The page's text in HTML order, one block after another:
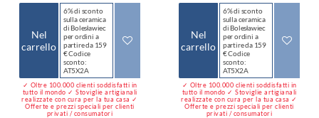
Nel
carrello
6% di sconto
sulla ceramica
di Bolesławiec
per ordini a
partire da 159
€ Codice
sconto:
AT5X2A
✓ Oltre 100.000 clienti soddisfatti in
tutto il mondo ✓ Stoviglie artigianali
realizzate con cura per la tua casa ✓
Offerte e prezzi speciali per clienti
privati / consumatori
Nel
carrello
6% di sconto
sulla ceramica
di Bolesławiec
per ordini a
partire da 159
€ Codice
sconto:
AT5X2A
✓ Oltre 100.000 clienti soddisfatti in
tutto il mondo ✓ Stoviglie artigianali
realizzate con cura per la tua casa ✓
Offerte e prezzi speciali per clienti
privati / consumatori